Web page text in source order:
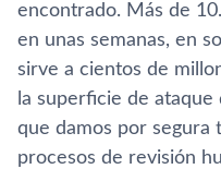
encontrado. Más de
en unas semanas, en
sirve a cientos de
la superficie de
que damos por segura
procesos de revisión